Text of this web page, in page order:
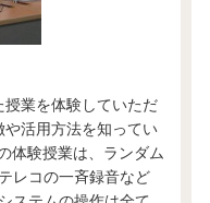
業を体験していただ
活用方法を知ってい
体験授業は、ランダム
レコの一斉録音など